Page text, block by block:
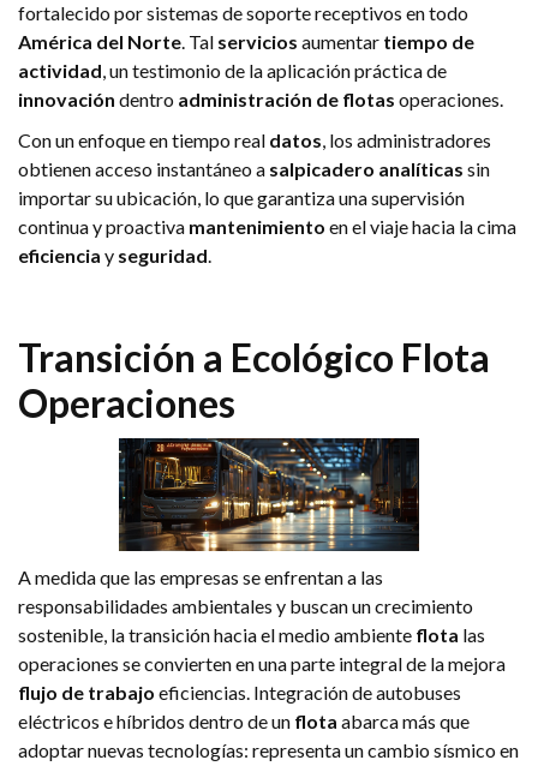
fortalecido por sistemas de soporte receptivos en todo
América del Norte. Tal servicios aumentar tiempo de
actividad, un testimonio de la aplicación práctica de
innovación dentro administración de flotas operaciones.
Con un enfoque en tiempo real datos, los administradores
obtienen acceso instantáneo a salpicadero analíticas sin
importar su ubicación, lo que garantiza una supervisión
continua y proactiva mantenimiento en el viaje hacia la cima
eficiencia y seguridad.
Transición a Ecológico Flota
Operaciones
A medida que las empresas se enfrentan a las
responsabilidades ambientales y buscan un crecimiento
sostenible, la transición hacia el medio ambiente flota las
operaciones se convierten en una parte integral de la mejora
flujo de trabajo eficiencias. Integración de autobuses
eléctricos e híbridos dentro de un flota abarca más que
adoptar nuevas tecnologías: representa un cambio sísmico en